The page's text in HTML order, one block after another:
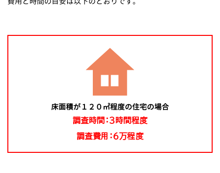
床面積が１２０㎡程度の住宅の場合
調査時間：３時間程度
調査費用：６万程度